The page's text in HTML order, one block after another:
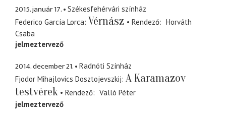
2015. január 17.
Székesfehérvári színház
Federico García Lorca Vérnász Rendező
Horváth
Csaba
jelmeztervező
2014. december 21.
Radnóti Színház
Fjodor Mihajlovics Dosztojevszkij A Karamazov
testvérek
Rendező
Valló Péter
jelmeztervező